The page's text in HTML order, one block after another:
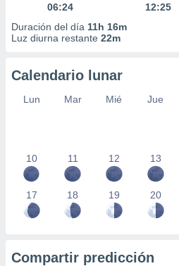
06:24
12:25
Duración del día 11h 16m
Luz diurna restante 22m
Calendario lunar
Lun Mar Mié Jue
10 11 12 13
17 18 19 20
Compartir predicción